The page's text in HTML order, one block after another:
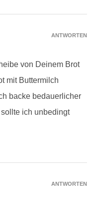
von Deinem Brot
mit Buttermilch
backe bedauerlicher
ich unbedingt
ANTWORTEN
ANTWORTEN